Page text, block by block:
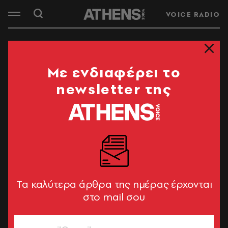
VOICE RADIO
Mε ενδιαφέρει το
newsletter της
Tα καλύτερα άρθρα της ημέρας έρχονται
στο mail σου